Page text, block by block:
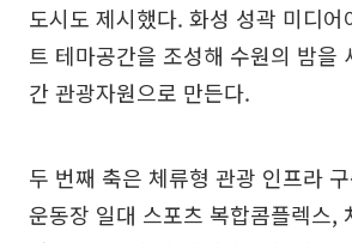
도시도 제시했다. 화성 성곽 미디
트 테마공간을 조성해 수원의 밤을
간 관광자원으로 만든다.
두 번째 축은 체류형 관광 인프라
운동장 일대 스포츠 복합콤플렉스,